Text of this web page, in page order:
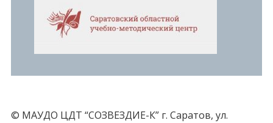
© МАУДО ЦДТ “СОЗВЕЗДИЕ-К” г. Саратов, ул.